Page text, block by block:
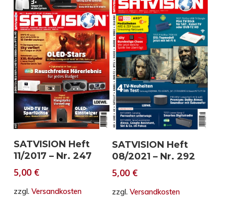
In den Warenkorb
SATVISION Heft
11/2017 – Nr. 247
5,00 €
zzgl. Versandkosten
In den Warenkorb
SATVISION Heft
08/2021 – Nr. 292
5,00 €
zzgl.Versandkosten